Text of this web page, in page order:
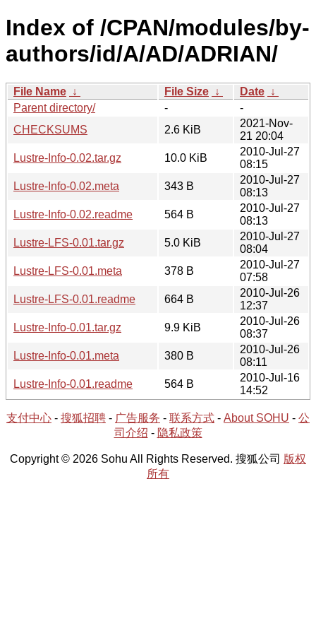
Index of /CPAN/modules/by-
authors/id/A/AD/ADRIAN/
File Name ↓ File Size ↓ Date ↓
Parent directory/
-
-
CHECKSUMS
2.6 KiB
2021-Nov-
21 20:04
Lustre-Info-0.02.tar.gz
10.0 KiB
2010-Jul-27
08:15
Lustre-Info-0.02.meta
343 B
2010-Jul-27
08:13
Lustre-Info-0.02.readme
564 B
2010-Jul-27
08:13
Lustre-LFS-0.01.tar.gz
5.0 KiB
2010-Jul-27
08:04
Lustre-LFS-0.01.meta
378 B
2010-Jul-27
07:58
Lustre-LFS-0.01.readme
664 B
2010-Jul-26
12:37
Lustre-Info-0.01.tar.gz
9.9 KiB
2010-Jul-26
08:37
Lustre-Info-0.01.meta
380 B
2010-Jul-26
08:11
Lustre-Info-0.01.readme
564 B
2010-Jul-16
14:52
支付中心 - 搜狐招聘 - 广告服务 - 联系方式 - About SOHU - 公
司介绍 - 隐私政策
Copyright © 2026 Sohu All Rights Reserved. 搜狐公司 版权
所有